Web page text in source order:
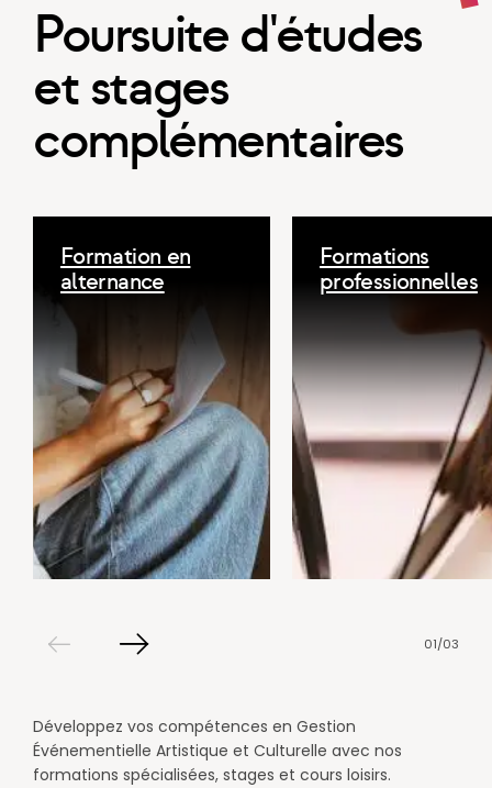
Poursuite d'études
et stages
complémentaires
Développez vos compétences en Gestion
Événementielle Artistique et Culturelle avec nos
formations spécialisées, stages et cours loisirs.
Slide
précédent
suivant
01/03
Formation en
alternance
Formations
professionnelles